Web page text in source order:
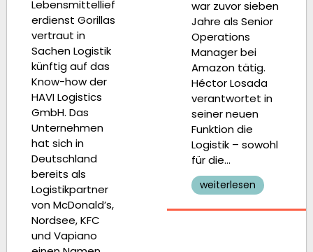
Lebensmittellief
erdienst Gorillas
vertraut in
Sachen Logistik
künftig auf das
Know-how der
HAVI Logistics
GmbH. Das
Unternehmen
hat sich in
Deutschland
bereits als
Logistikpartner
von McDonald’s,
Nordsee, KFC
und Vapiano
war zuvor sieben
Jahre als Senior
Operations
Manager bei
Amazon tätig.
Héctor Losada
verantwortet in
seiner neuen
Funktion die
Logistik – sowohl
für die…
weiterlesen